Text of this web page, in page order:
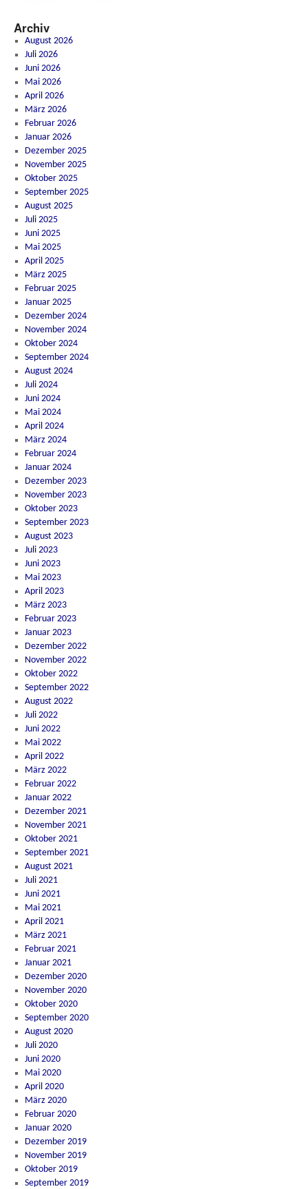
Archiv
August 2026
Juli 2026
Juni 2026
Mai 2026
April 2026
März 2026
Februar 2026
Januar 2026
Dezember 2025
November 2025
Oktober 2025
September 2025
August 2025
Juli 2025
Juni 2025
Mai 2025
April 2025
März 2025
Februar 2025
Januar 2025
Dezember 2024
November 2024
Oktober 2024
September 2024
August 2024
Juli 2024
Juni 2024
Mai 2024
April 2024
März 2024
Februar 2024
Januar 2024
Dezember 2023
November 2023
Oktober 2023
September 2023
August 2023
Juli 2023
Juni 2023
Mai 2023
April 2023
März 2023
Februar 2023
Januar 2023
Dezember 2022
November 2022
Oktober 2022
September 2022
August 2022
Juli 2022
Juni 2022
Mai 2022
April 2022
März 2022
Februar 2022
Januar 2022
Dezember 2021
November 2021
Oktober 2021
September 2021
August 2021
Juli 2021
Juni 2021
Mai 2021
April 2021
März 2021
Februar 2021
Januar 2021
Dezember 2020
November 2020
Oktober 2020
September 2020
August 2020
Juli 2020
Juni 2020
Mai 2020
April 2020
März 2020
Februar 2020
Januar 2020
Dezember 2019
November 2019
Oktober 2019
September 2019